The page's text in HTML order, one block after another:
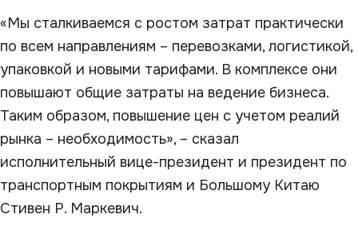
«Мы сталкиваемся с ростом затрат практически
по всем направлениям – перевозками, логистикой,
упаковкой и новыми тарифами. В комплексе они
повышают общие затраты на ведение бизнеса.
Таким образом, повышение цен с учетом реалий
рынка – необходимость», – сказал
исполнительный вице-президент и президент по
транспортным покрытиям и Большому Китаю
Стивен Р. Маркевич.